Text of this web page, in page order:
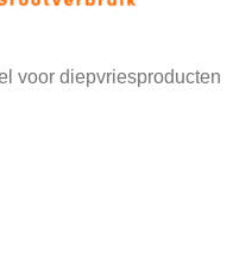
voor diepvriesproducten